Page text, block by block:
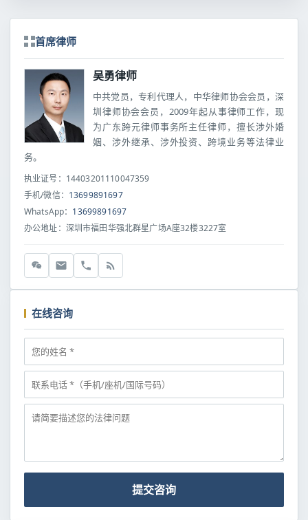
首席律师
吴勇律师
中共党员，专利代理人，中华律师协会会员，深
圳律师协会会员，2009年起从事律师工作，现
为广东跨元律师事务所主任律师，擅长涉外婚
姻、涉外继承、涉外投资、跨境业务等法律业
务。
执业证号：14403201110047359
手机/微信： 13699891697
WhatsApp： 13699891697
办公地址：深圳市福田华强北群星广场A座32楼3227室
在线咨询
提交咨询